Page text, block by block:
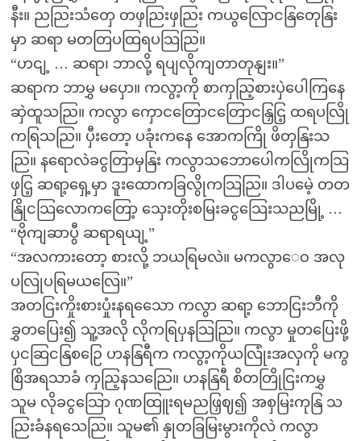
နီး။ ညညြးသံတှေ တဖှညြးဖှညြး ကယွလြောငနြတေုနြး
မှာ ဆရာ မတတြပထြရပသြညြ။
“ဟငျ့ … ဆရာ၊ ဘာလို့ ရပျလိုကျတာတုနျး။”
ဆရာက ဘာမွှ မပှော။ ကလွာ့ကို စာကှညြ့စားပှဲပေါကြနေ
ဆှဲထူသညြ။ ကလွာ ကှောငတြောငတြောငနြှငြ့ ထရပလြို
ကရြသညြ။ ပှီးတော့ ပခုံးကနေ အောကကြို ဖိတှနြးသ
ညြ။ နရောလဲခငွတြာမှနြး ကလွာသဘောပေါကလြိုကသြ
ဖှငြ့ ဆရာ့ရှေ့မှာ ဒူးထောကခြလွိုကသြညြ။ ဒါပမေဲ့ တတ
နြိုငသြလောကတြော့ သှေးတိုးစမြးခငွသြေးသညမြို့ …
“ဗိုကျဆာပွီ ဆရာရယျ့”
“အလကားတော့ စားလို့ ဘယရြမလဲ။ မကလွာေ၀ အလု
ပလြုပရြမယလြေ။”
အတငြးကှိုးစားပှုံးနရသေော ကလွာ ဆရာ့ ဘောငြးဘီကို
ခွှတပြေး၍ သူ့အလို လိုကရြပှနသြညြ။ ကလွာ မှုတပြေးဖို့
ပှငဆြငနြစဉြေ ဟနနြရီက ကလွာ့ကိုယလြုံးအလှကို မကွ
စြိအရသာခံ ကှညြ့နသညြေ။ ဟနနြရီ စိတတြိုငြးကမွှ
သူမ လိုခငွသြော ဂုဏထြူးရမညဖြှဈ၍ အစှမြးကုနြ သ
ညြးခံနရသေညြ။ သူမ၏ နှုတခြမြးမွားကိုလဲ ကလွာ